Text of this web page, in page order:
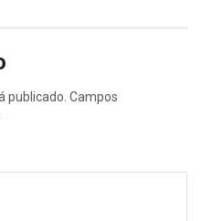
publicado. Campos